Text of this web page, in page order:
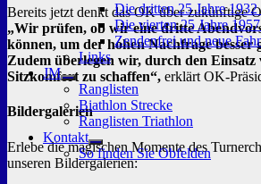
Die dritten 25 Jahre 1932
Die vierten 25 Jahre
Zendenfrei und neue
Links
JM
Untermenü
anzeigen
Ranglisten
Biathlon Strecke
Ranglisten Triathlon
Kontakt
Untermenü
anzeigen
So finden Sie Obfelden
Bereits jetzt denkt das OK über zukünftige
„Wir prüfen, ob wir eine dritte
können, um der hohen Nachfrage besser
Zudem überlegen wir, durch den Einsatz
Sitzkomfort zu schaffen“, erklärt OK-
Bildergalerien
Erlebe die magischen Momente des
unseren Bildergalerien: